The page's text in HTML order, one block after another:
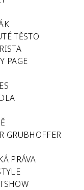
TĚSTO
PAGE
GRUBHOFFER
PRÁVA